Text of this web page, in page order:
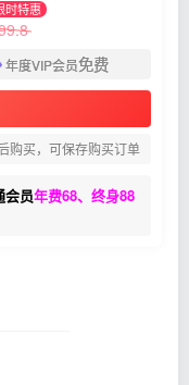
时特惠
年度VIP会员免费
购买，可保存购买订单
会员年费68、终身88